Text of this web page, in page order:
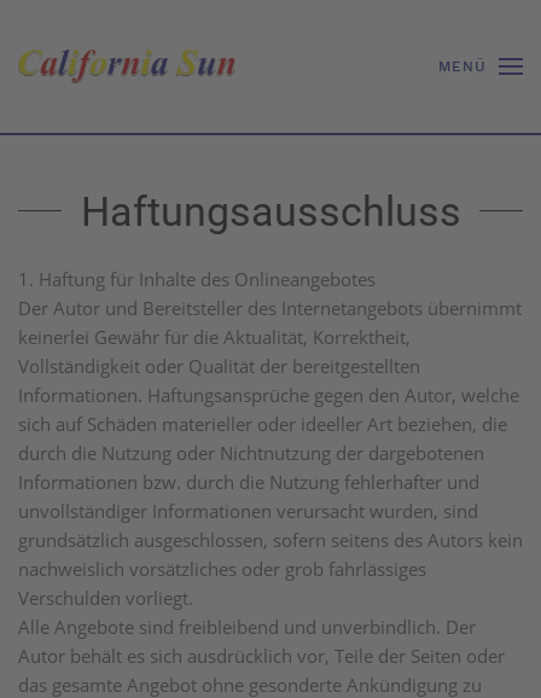
MENÜ
Haftungsausschluss
1. Haftung für Inhalte des Onlineangebotes
Der Autor und Bereitsteller des Internetangebots übernimmt
keinerlei Gewähr für die Aktualität, Korrektheit,
Vollständigkeit oder Qualität der bereitgestellten
Informationen. Haftungsansprüche gegen den Autor, welche
sich auf Schäden materieller oder ideeller Art beziehen, die
durch die Nutzung oder Nichtnutzung der dargebotenen
Informationen bzw. durch die Nutzung fehlerhafter und
unvollständiger Informationen verursacht wurden, sind
grundsätzlich ausgeschlossen, sofern seitens des Autors kein
nachweislich vorsätzliches oder grob fahrlässiges
Verschulden vorliegt.
Alle Angebote sind freibleibend und unverbindlich. Der
Autor behält es sich ausdrücklich vor, Teile der Seiten oder
das gesamte Angebot ohne gesonderte Ankündigung zu